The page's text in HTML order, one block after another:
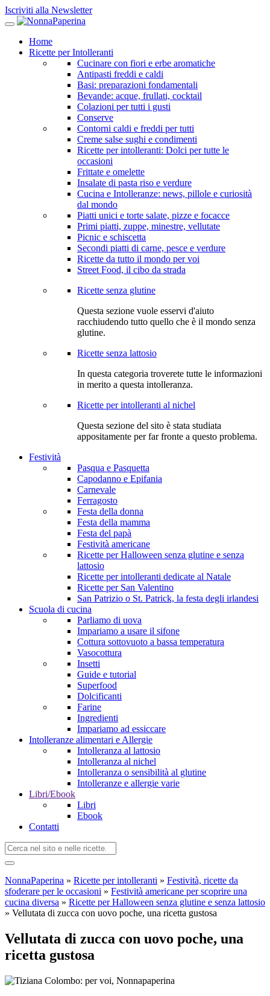
Iscriviti alla Newsletter
Home
Ricette per Intolleranti
Cucinare con fiori e erbe aromatiche
Antipasti freddi e caldi
Basi: preparazioni fondamentali
Bevande: acque, frullati, cocktail
Colazioni per tutti i gusti
Conserve
Contorni caldi e freddi per tutti
Creme salse sughi e condimenti
Ricette per intolleranti: Dolci per tutte le
occasioni
Frittate e omelette
Insalate di pasta riso e verdure
Cucina e Intolleranze: news, pillole e curiosità
dal mondo
Piatti unici e torte salate, pizze e focacce
Primi piatti, zuppe, minestre, vellutate
Picnic e schiscetta
Secondi piatti di carne, pesce e verdure
Ricette da tutto il mondo per voi
Street Food, il cibo da strada
Ricette senza glutine
Questa sezione vuole esservi d'aiuto
racchiudendo tutto quello che è il mondo senza
glutine.
Ricette senza lattosio
In questa categoria troverete tutte le informazioni
in merito a questa intolleranza.
Ricette per intolleranti al nichel
Questa sezione del sito è stata studiata
appositamente per far fronte a questo problema.
Festività
Pasqua e Pasquetta
Capodanno e Epifania
Carnevale
Ferragosto
Festa della donna
Festa della mamma
Festa del papà
Festività americane
Ricette per Halloween senza glutine e senza
lattosio
Ricette per intolleranti dedicate al Natale
Ricette per San Valentino
San Patrizio o St. Patrick, la festa degli irlandesi
Scuola di cucina
Parliamo di uova
Impariamo a usare il sifone
Cottura sottovuoto a bassa temperatura
Vasocottura
Insetti
Guide e tutorial
Superfood
Dolcificanti
Farine
Ingredienti
Impariamo ad essiccare
Intolleranze alimentari e Allergie
Intolleranza al lattosio
Intolleranza al nichel
Intolleranza o sensibilità al glutine
Intolleranze e allergie varie
Libri/Ebook
Libri
Ebook
Contatti
NonnaPaperina » Ricette per intolleranti » Festività, ricette da
sfoderare per le occasioni » Festività americane per scoprire una
cucina diversa » Ricette per Halloween senza glutine e senza lattosio
» Vellutata di zucca con uovo poche, una ricetta gustosa
Vellutata di zucca con uovo poche, una
ricetta gustosa